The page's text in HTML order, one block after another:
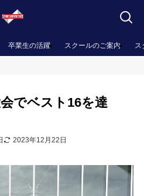
卒業生の活躍 スクールのご案内 ス
でベスト16を達
2023年12月22日